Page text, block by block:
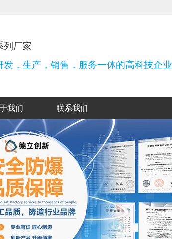
列厂家
发，生产，销售，服务一体的高科技企业
我们 联系我们